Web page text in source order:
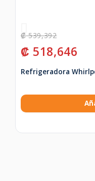
₡539,392
₡ 518,646
Refrigeradora